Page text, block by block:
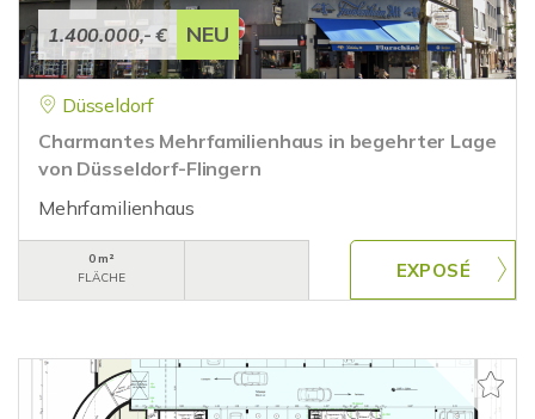
1.400.000,- € NEU
Düsseldorf
Charmantes Mehrfamilienhaus in begehrter Lage
von Düsseldorf-Flingern
Mehrfamilienhaus
0 m²
FLÄCHE